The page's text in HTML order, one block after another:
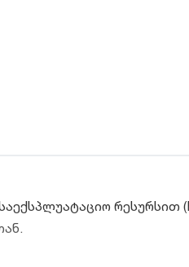
რესურსით